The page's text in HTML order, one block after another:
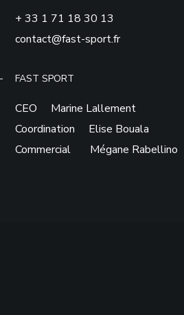
+ 33 1 71 18 30 13
contact@fast-sport.fr
FAST SPORT
CEO Marine Lallement
Coordination Elise Bouala
Commercial Mégane Rabellino